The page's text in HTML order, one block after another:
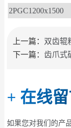
2PGC1200x1500
上一篇： 双齿辊
下一篇： 齿爪式
+ 在线
如果您对我们的产